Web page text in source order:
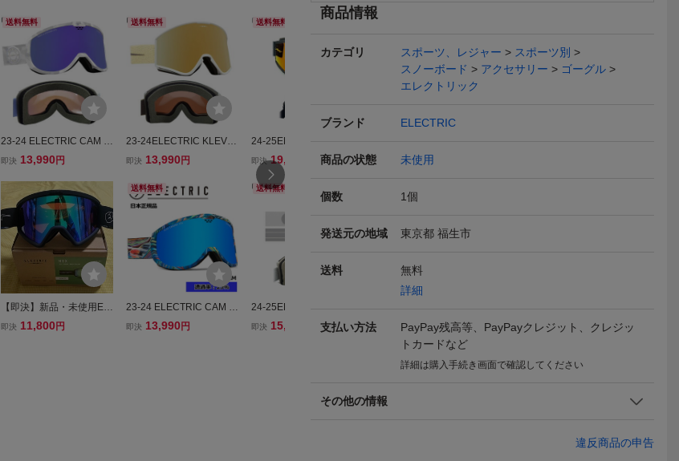
送料無料
23-24 ELECTRIC CAM カ
ラー:FUTURE CAMO レ
CONTRASTエレクトリッ
即決 13,990 円
【即決】新品・未使用EL
ECTRIC HEX JILL PERKI
即決 11,800 円
送料無料
23-24ELECTRIC KLEVE
LAND カラー:CANNA SP
ROME CONTRASTエレ
クトリック
即決 13,990 円
送料無料
23-24 ELECTRIC CAM カ
ラー:MIKE PARILLO レン
即決 13,990 円
送料無料
24-25ELECTRIC ROTEC
K カラー:BLACK TORT レ
ンズ:AUBURN RED CON
TRASTエレクトリック
即決 19,990
送料無料
24-25ELECTRIC EK1 カ
ラー:FLOOD SMOKE レ
ンズ:GOLD CHROME CO
即決 15,990
光 ELECTRIC エレクトリ
CHROMIC 調光 ゴーグル
21,000円
ラー:CANNA SPECKLE
レンズ:GOLD CHROME
CONTRASTエレクトリッ
13,990円
024 ELECTRIC エレクト
リック PIKE MATTE WHI
ゴーグル
即決 14,500 円
ACK TORT
即決
商品情報
カテゴリ スポーツ、レジャー
スポーツ別
スノーボード
アクセサリー
ゴーグル
エレクトリック
ブランド ELECTRIC
商品の状態 未使用
個数 1個
発送元の地域 東京都 福生市
送料
無料
詳細
支払い方法
PayPay残高等、PayPayクレジット、クレジッ
トカードなど
詳細は購入手続き画面で確認してください
その他の情報
違反商品の申告